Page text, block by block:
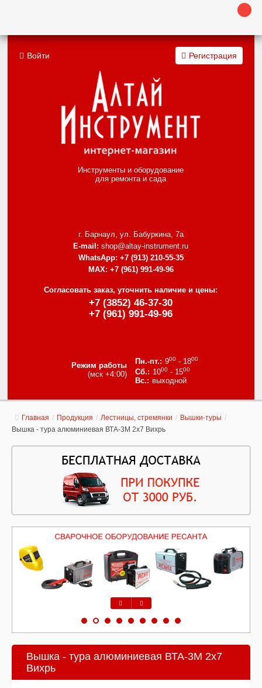
Инструменты и оборудование
для ремонта и сада
г. Барнаул, ул. Бабуркина, 7а
E-mail: shop@altay-instrument.ru
WhatsApp: +7 (913) 210-55-35
MAX: +7 (961) 991-49-96
Согласовать заказ, уточнить наличие и цены:
+7 (3852) 46-37-30
+7 (961) 991-49-96
Режим работы
(мск +4:00)
900- 1800
1000- 1500
выходной
Войти Регистрация
Главная / Продукция / Лестницы, стремянки / Вышки-туры /
Вышка - тура алюминиевая ВТА-3М 2х7 Вихрь
Вышка - тура алюминиевая ВТА-3М 2х7
Вихрь